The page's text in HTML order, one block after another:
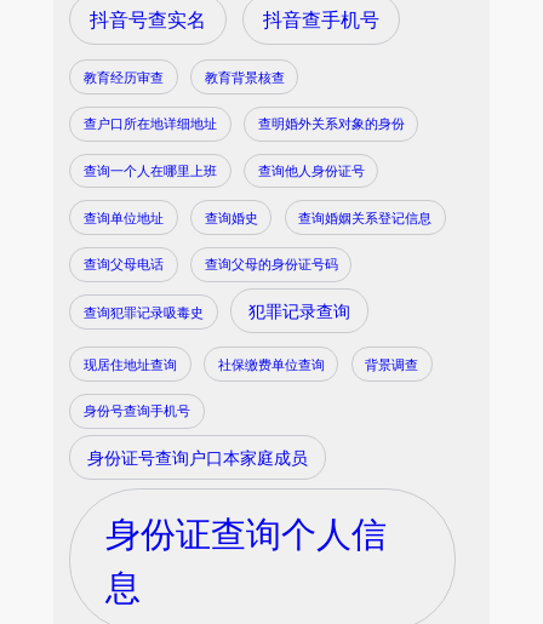
抖音号查实名 抖音查手机号
教育经历审查 教育背景核查
查户口所在地详细地址 查明婚外关系对象的身份
查询一个人在哪里上班 查询他人身份证号
查询单位地址 查询婚史 查询婚姻关系登记信息
查询父母电话 查询父母的身份证号码
查询犯罪记录吸毒史 犯罪记录查询
现居住地址查询 社保缴费单位查询 背景调查
身份号查询手机号
身份证号查询户口本家庭成员
身份证查询个人信
息